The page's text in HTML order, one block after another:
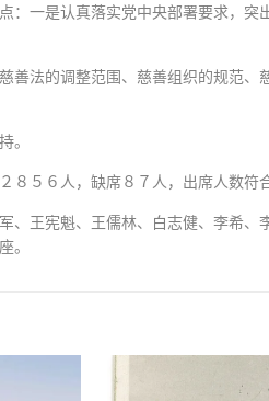
：一是认真落实党中央部署要求，
善法的调整范围、慈善组织的规范
。
５６人，缺席８７人，出席人数符
、王宪魁、王儒林、白志健、李希
。